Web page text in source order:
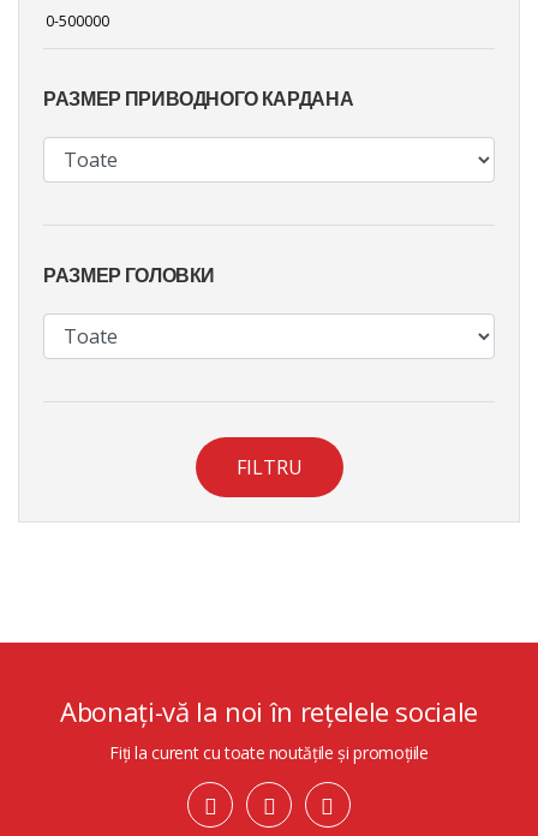
РАЗМЕР ПРИВОДНОГО КАРДАНА
РАЗМЕР ГОЛОВКИ
FILTRU
Abonați-vă la noi în rețelele sociale
Fiți la curent cu toate noutățile și promoțiile